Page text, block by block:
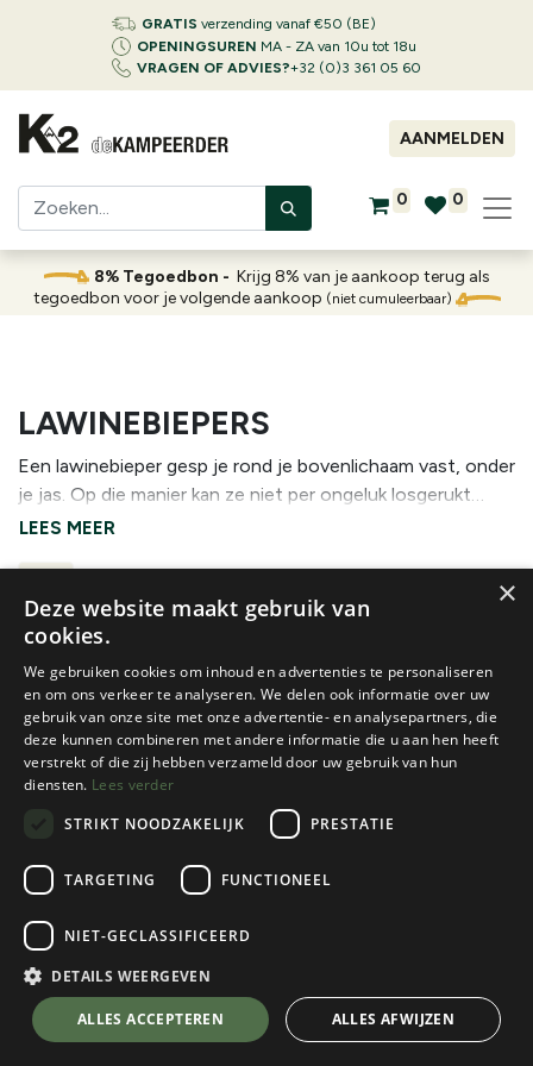
GRATIS verzending vanaf €50 (BE)
OPENINGSUREN MA - ZA van 10u tot 18u
VRAGEN OF ADVIES?+32 (0)3 361 05 60
AANMELDEN
0 0
8% Tegoedbon - Krijg 8% van je aankoop terug als
tegoedbon voor je volgende aankoop (niet cumuleerbaar)
LAWINEBIEPERS
Een lawinebieper gesp je rond je bovenlichaam vast, onder
je jas. Op die manier kan ze niet per ongeluk losgerukt
worden als je zelf in een lawine zou belanden. Zorg ervoor
'zoek-modus' of alle andere toestellen elk apart effectief
gedetecteerd worden. Moest je de pech hebben dat een
deel van je groep onder een lawine terecht komt, dan
probeer je ze te zoeken met de 'zoek-modus'. Eens
gelokaliseerd, zoek je verder met behulp van je sonde en
schop. De Klim- en Bergsportfederatie biedt hiervoor
jaarlijks meerdere cursussen aan.
Mammut
BARRYVOX 2 TOUR 280
PACKAGE
1 color(s) available
€509,95
Mammut
€379,95
×
Deze website maakt gebruik van
cookies.
We gebruiken cookies om inhoud en advertenties te personaliseren
en om ons verkeer te analyseren. We delen ook informatie over uw
gebruik van onze site met onze advertentie- en analysepartners, die
deze kunnen combineren met andere informatie die u aan hen heeft
verstrekt of die zij hebben verzameld door uw gebruik van hun
diensten. Lees verder
STRIKT NOODZAKELIJK
PRESTATIE
TARGETING FUNCTIONEEL
NIET-GECLASSIFICEERD
DETAILS WEERGEVEN
ALLES ACCEPTEREN ALLES AFWIJZEN